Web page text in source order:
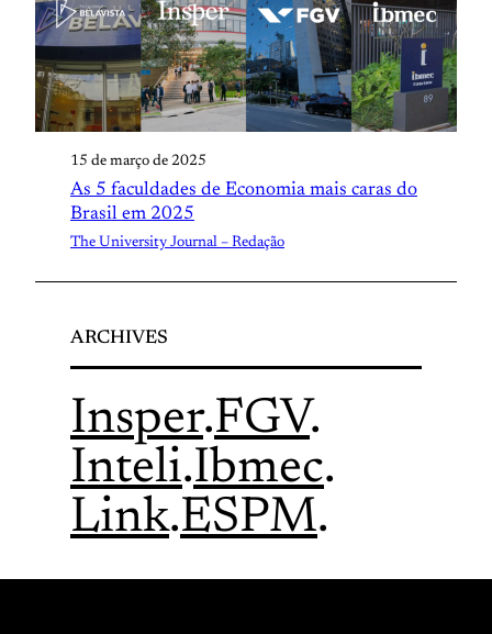
15 de março de 2025
As 5 faculdades de Economia mais caras do
Brasil em 2025
The University Journal – Redação
ARCHIVES
Insper.FGV.
Inteli.Ibmec.
Link.ESPM.